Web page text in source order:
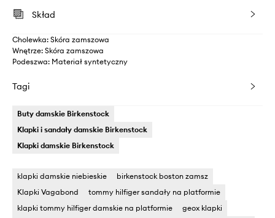
Skład
Cholewka: Skóra zamszowa
Wnętrze: Skóra zamszowa
Podeszwa: Materiał syntetyczny
Tagi
Buty damskie Birkenstock
Klapki i sandały damskie Birkenstock
Klapki damskie Birkenstock
klapki damskie niebieskie
birkenstock boston zamsz
Klapki Vagabond
tommy hilfiger sandały na platformie
klapki tommy hilfiger damskie na platformie
geox klapki